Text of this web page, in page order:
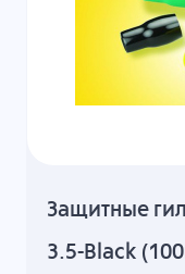
Защитные
3.5-Black